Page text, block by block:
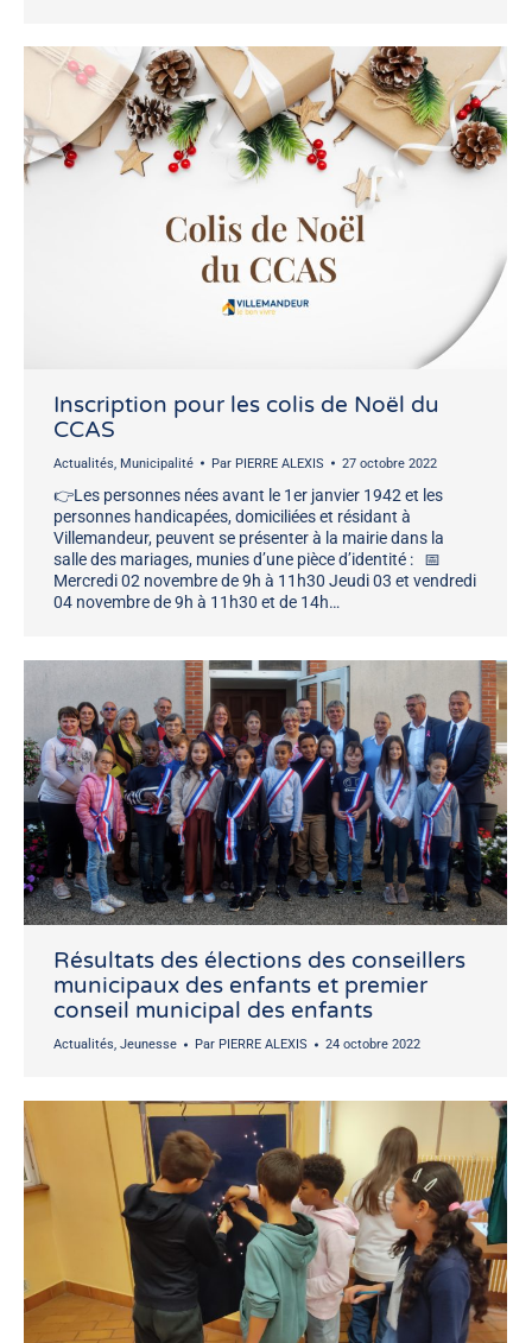
Inscription pour les colis de Noël du
CCAS
Actualités Municipalité Par PIERRE ALEXIS 27 octobre 2022
👉Les personnes nées avant le 1er janvier 1942 et les
personnes handicapées, domiciliées et résidant à
Villemandeur, peuvent se présenter à la mairie dans la
salle des mariages, munies d’une pièce d’identité : 📅
Mercredi 02 novembre de 9h à 11h30 Jeudi 03 et vendredi
04 novembre de 9h à 11h30 et de 14h…
Résultats des élections des conseillers
municipaux des enfants et premier
conseil municipal des enfants
Actualités, Jeunesse Par PIERRE ALEXIS 24 octobre 2022